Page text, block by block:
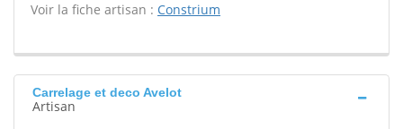
Voir la fiche artisan : Constrium
Carrelage et deco Avelot
Artisan